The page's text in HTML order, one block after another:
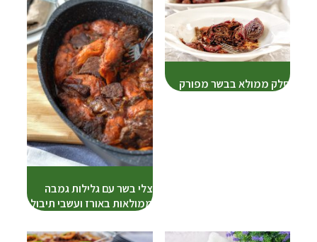
סלק ממולא בבשר מפורק
צלי בשר עם גלילות גמבה
ממולאות באורז ועשבי תיבול